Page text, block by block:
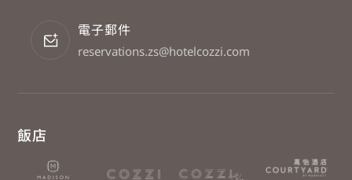
電子郵件
reservations.zs@hotelcozzi.com
飯店